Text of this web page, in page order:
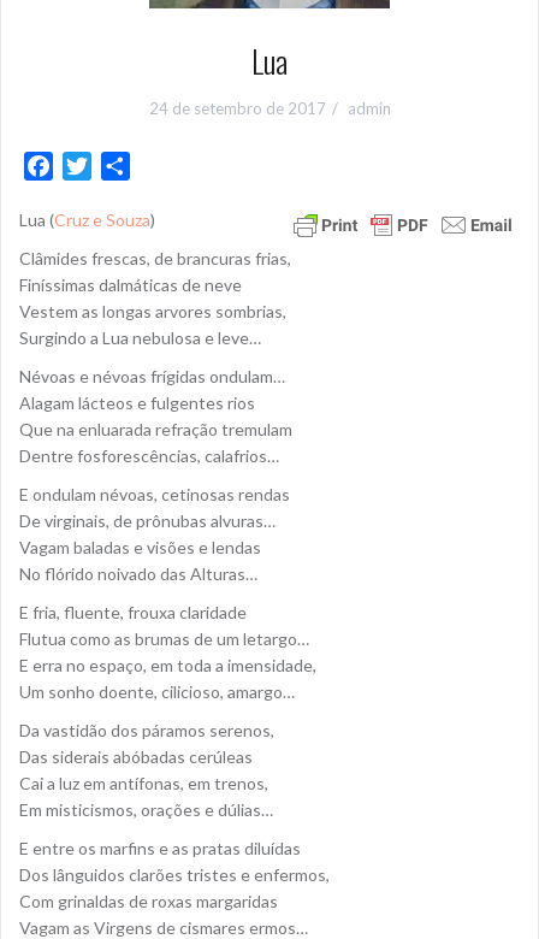
Lua
24 de setembro de 2017 admin
c
e
b
o
o
i
t
t
e
r
a
r
e
Lua (Cruz e Souza)
Clâmides frescas, de brancuras frias,
Finíssimas dalmáticas de neve
Vestem as longas arvores sombrias,
Surgindo a Lua nebulosa e leve…
Névoas e névoas frígidas ondulam…
Alagam lácteos e fulgentes rios
Que na enluarada refração tremulam
Dentre fosforescências, calafrios…
E ondulam névoas, cetinosas rendas
De virginais, de prônubas alvuras…
Vagam baladas e visões e lendas
No flórido noivado das Alturas…
E fria, fluente, frouxa claridade
Flutua como as brumas de um letargo…
E erra no espaço, em toda a imensidade,
Um sonho doente, cilicioso, amargo…
Da vastidão dos páramos serenos,
Das siderais abóbadas cerúleas
Cai a luz em antífonas, em trenos,
Em misticismos, orações e dúlias…
E entre os marfins e as pratas diluídas
Dos lânguidos clarões tristes e enfermos,
Com grinaldas de roxas margaridas
Vagam as Virgens de cismares ermos…